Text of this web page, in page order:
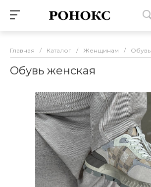
Главная / Каталог / Женщинам / Обувь
Обувь женская